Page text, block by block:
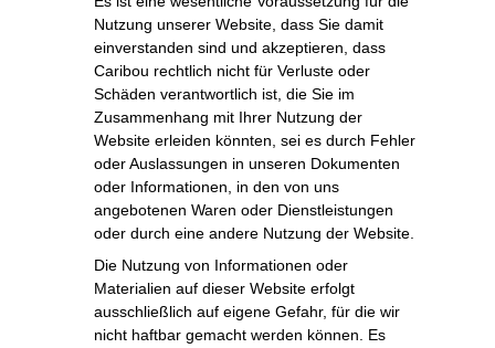
Nutzung unserer Website, dass Sie damit
einverstanden sind und akzeptieren, dass
Caribou rechtlich nicht für Verluste oder
Schäden verantwortlich ist, die Sie im
Zusammenhang mit Ihrer Nutzung der
Website erleiden könnten, sei es durch Fehler
oder Auslassungen in unseren Dokumenten
oder Informationen, in den von uns
angebotenen Waren oder Dienstleistungen
oder durch eine andere Nutzung der Website.
Die Nutzung von Informationen oder
Materialien auf dieser Website erfolgt
ausschließlich auf eigene Gefahr, für die wir
nicht haftbar gemacht werden können. Es